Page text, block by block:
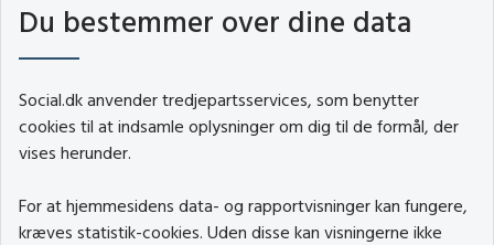
Du bestemmer over dine data
Social.dk anvender tredjepartsservices, som benytter
cookies til at indsamle oplysninger om dig til de formål, der
vises herunder.
For at hjemmesidens data- og rapportvisninger kan fungere,
kræves statistik-cookies. Uden disse kan visningerne ikke